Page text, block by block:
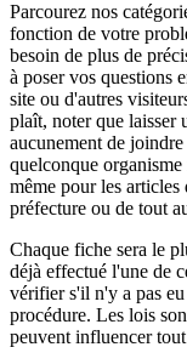
Parcourez nos
fonction de votre
besoin de plus de
à poser vos questions
site ou d'autres
plaît, noter que laisser
aucunement de
quelconque
même pour les
préfecture ou de tout
Chaque fiche sera le
déjà effectué l'une de
vérifier s'il n'y a pas
procédure. Les lois
peuvent influencer